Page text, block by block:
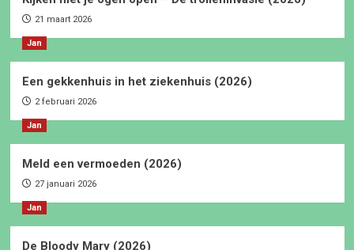
21 maart 2026
Jan
Een gekkenhuis in het ziekenhuis (2026)
2 februari 2026
Jan
Meld een vermoeden (2026)
27 januari 2026
Jan
De Bloody Mary (2026)